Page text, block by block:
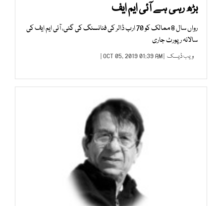
بڑھ رہی ہے آئی ایم ایف
رواں سال 8 ممالک کو 70 ارب ڈالر کی فنانسنگ کی گئی، آئی ایم ایف کی
سالانہ رپورٹ جاری
ویب ڈیسک | OCT 05, 2019 01:39 AM |